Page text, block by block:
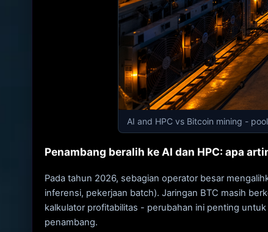
AI and HPC vs Bitcoin mining -
Penambang beralih ke AI dan HPC: apa
Pada tahun 2026, sebagian operator besar
inferensi, pekerjaan batch). Jaringan BTC masih
kalkulator profitabilitas - perubahan ini penting
penambang.